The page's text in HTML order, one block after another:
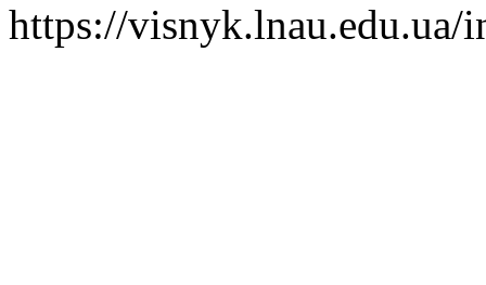
https://visnyk.lnau.edu.ua/